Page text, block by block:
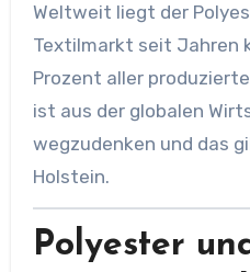
Weltweit liegt der
Textilmarkt seit Jahren
Prozent aller
ist aus der globalen
wegzudenken und das
Holstein.
Polyester